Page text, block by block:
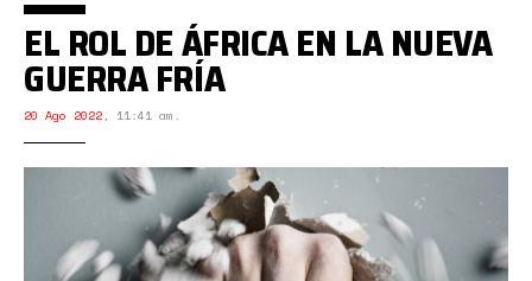
EL ROL DE ÁFRICA EN LA NUEVA
GUERRA FRÍA
20 Ago 2022, 11:41 am.